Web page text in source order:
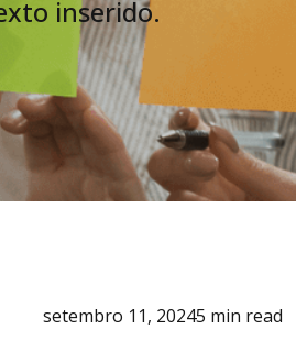
inserido.
setembro 11, 20245 min read